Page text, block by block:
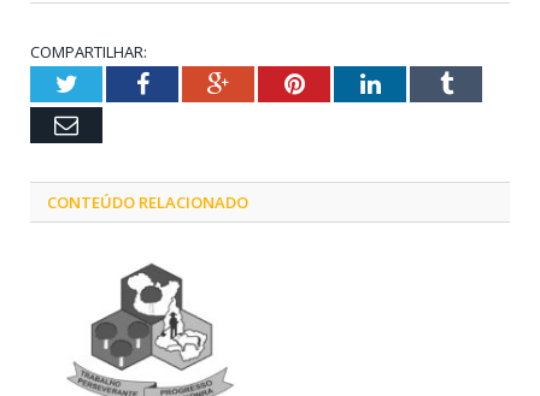
COMPARTILHAR:
TwitterFacebookGoogle+PinterestLinkedInTumblr
Email
CONTEÚDO RELACIONADO